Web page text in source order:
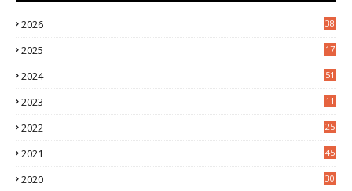
2026 38
2025
17
2024 51
2023
11
2022
25
2021
45
2020
30